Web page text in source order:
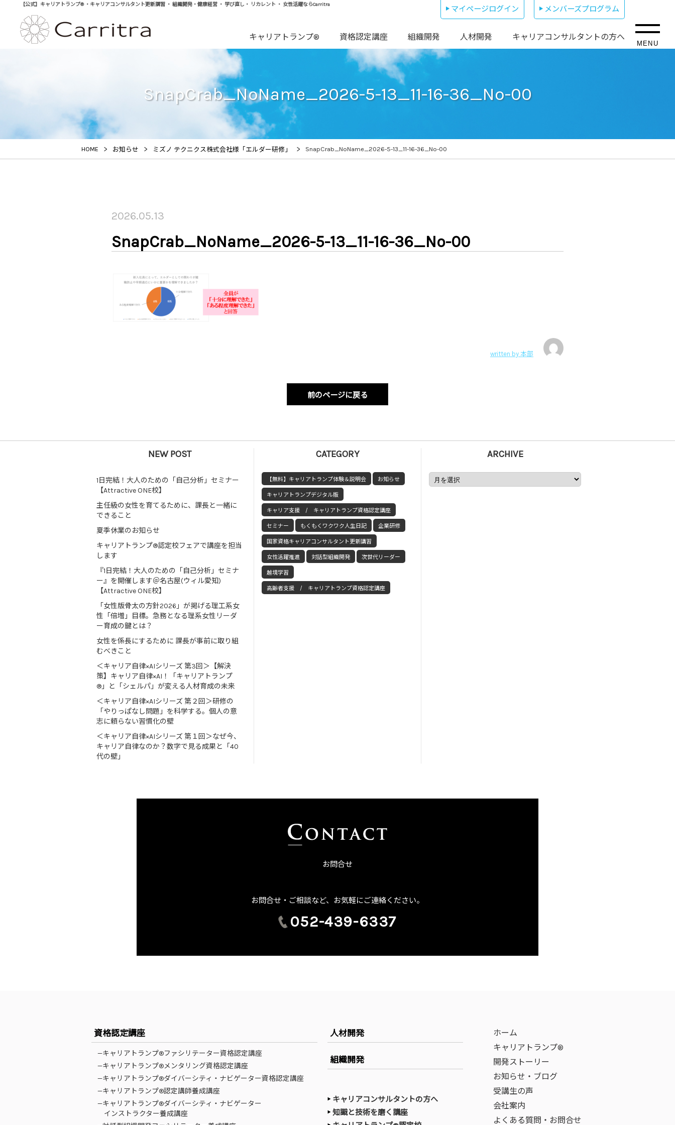
【公式】キャリアトランプ® ・キャリアコンサルタント更新講習 ・ 組織開発・健康経営 ・ 学び直し・ リカレント ・ 女性活躍ならCarritra マイページログイン メンバーズプログラム
キャリアトランプ® 資格認定講座 組織開発 人材開発 キャリアコンサルタントの方へ
MENU
SnapCrab_NoName_2026-5-13_11-16-36_No-00
HOME > お知らせ > ミズノ テクニクス株式会社様「エルダー研修」 > SnapCrab_NoName_2026-5-13_11-16-36_No-00
2026.05.13
SnapCrab_NoName_2026-5-13_11-16-36_No-00
written by 本部
前のページに戻る
NEW POST
1日完結！大人のための「自己分析」セミナー
【Attractive ONE校】
主任級の女性を育てるために、課長と一緒に
できること
夏季休業のお知らせ
キャリアトランプ®認定校フェアで講座を担当
します
『1日完結！大人のための「自己分析」セミナ
ー』を開催します＠名古屋(ウィル愛知)
【Attractive ONE校】
「女性版骨太の方針2026」が掲げる理工系女
性「倍増」目標。急務となる理系女性リーダ
ー育成の鍵とは？
女性を係長にするために 課長が事前に取り組
むべきこと
＜キャリア自律×AIシリーズ 第3回＞【解決
策】キャリア自律×AI！「キャリアトランプ
®」と「シェルパ」が変える人材育成の未来
＜キャリア自律×AIシリーズ 第２回＞研修の
「やりっぱなし問題」を科学する。個人の意
志に頼らない習慣化の壁
＜キャリア自律×AIシリーズ 第１回＞なぜ今、
キャリア自律なのか？数字で見る成果と「40
代の壁」
CATEGORY
【無料】キャリアトランプ体験＆説明会 お知らせ
キャリアトランプデジタル版
キャリア支援 / キャリアトランプ資格認定講座
セミナー もくもくワクワク人生日記 企業研修
国家資格キャリアコンサルタント更新講習
女性活躍推進 対話型組織開発 次世代リーダー
越境学習
高齢者支援 / キャリアトランプ資格認定講座
ARCHIVE
お問合せ
お問合せ・ご相談など、お気軽にご連絡ください。
052-439-6337
資格認定講座
—キャリアトランプ®ファシリテーター資格認定講座
—キャリアトランプ®メンタリング資格認定講座
—キャリアトランプ®ダイバーシティ・ナビゲーター資格認定講座
—キャリアトランプ®認定講師養成講座
—キャリアトランプ®ダイバーシティ・ナビゲーター
インストラクター養成講座
人材開発
組織開発
キャリアコンサルタントの方へ
知識と技術を磨く講座
ホーム
キャリアトランプ®
開発ストーリー
お知らせ・ブログ
受講生の声
会社案内
よくある質問・お問合せ